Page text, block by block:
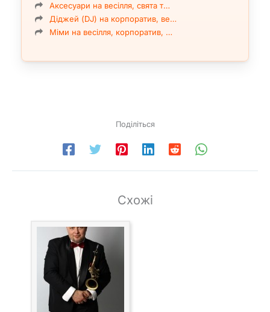
Аксесуари на весілля, свята т…
Діджей (DJ) на корпоратив, ве…
Міми на весілля, корпоратив, …
Поділіться
Схожі